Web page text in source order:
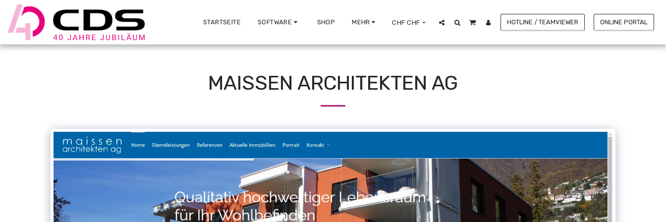
STARTSEITE SOFTWARE SHOP MEHR CHF CHF HOTLINE / TEAMVIEWER ONLINE PORTAL
MAISSEN ARCHITEKTEN AG